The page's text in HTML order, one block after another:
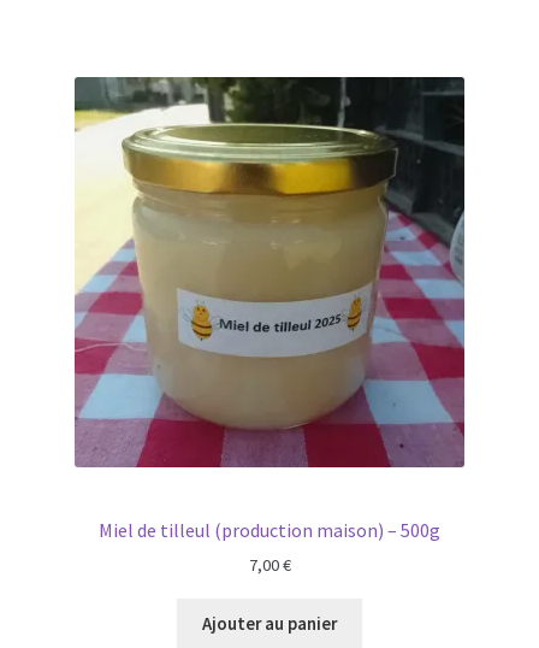
Miel de tilleul (production maison) – 500g
7,00€
Ajouter au panier